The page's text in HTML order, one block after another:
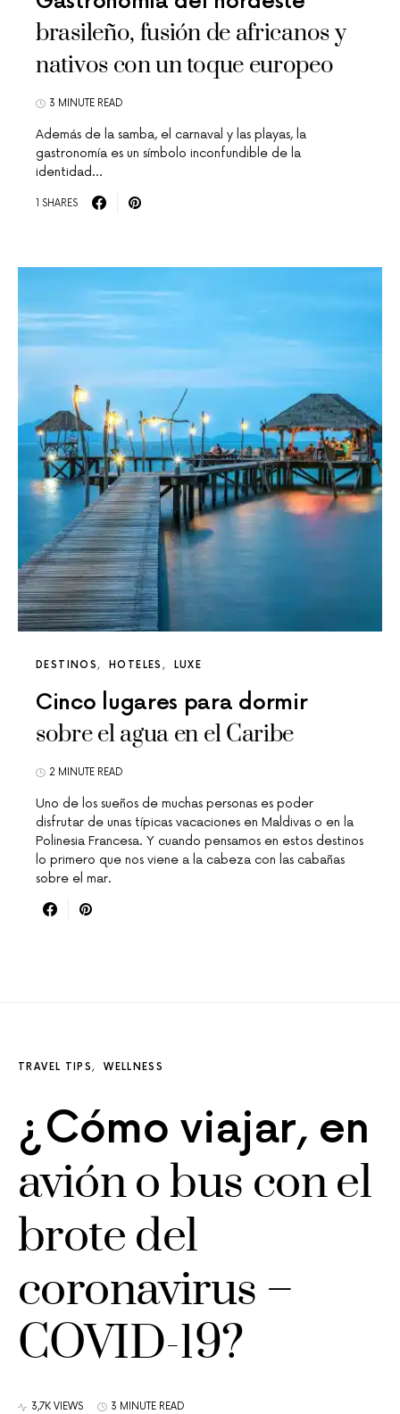
brasileño, fusión de africanos y
nativos con un toque europeo
3 MINUTE READ
Además de la samba, el carnaval y las playas, la
gastronomía es un símbolo inconfundible de la
identidad…
1 SHARES
DESTINOS HOTELES LUXE
Cinco lugares para dormir
sobre el agua en el Caribe
2 MINUTE READ
Uno de los sueños de muchas personas es poder
disfrutar de unas típicas vacaciones en Maldivas o en la
Polinesia Francesa. Y cuando pensamos en estos destinos
lo primero que nos viene a la cabeza con las cabañas
sobre el mar.
TRAVEL TIPS WELLNESS
¿Cómo viajar, en
avión o bus con el
brote del
coronavirus –
COVID-19?
3,7K VIEWS 3 MINUTE READ